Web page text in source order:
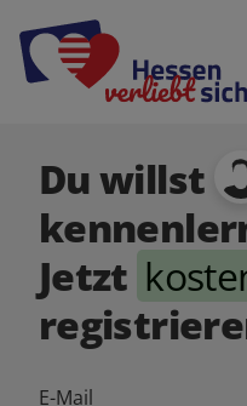
Du willst
Jetzt
E-Mail